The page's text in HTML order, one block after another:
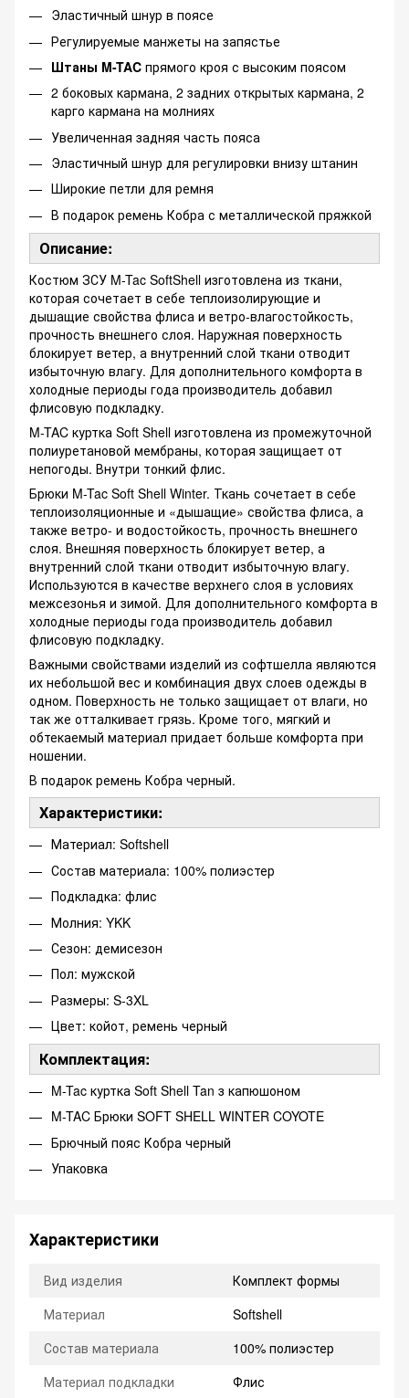
Эластичный шнур в поясе
Регулируемые манжеты на запястье
Штаны M-TAC прямого кроя с высоким поясом
2 боковых кармана, 2 задних открытых кармана, 2
карго кармана на молниях
Увеличенная задняя часть пояса
Эластичный шнур для регулировки внизу штанин
Широкие петли для ремня
В подарок ремень Кобра с металлической пряжкой
Описание:
Костюм ЗСУ M-Tac SoftShell изготовлена ​​из ткани,
которая сочетает в себе теплоизолирующие и
дышащие свойства флиса и ветро-влагостойкость,
прочность внешнего слоя. Наружная поверхность
блокирует ветер, а внутренний слой ткани отводит
избыточную влагу. Для дополнительного комфорта в
холодные периоды года производитель добавил
флисовую подкладку.
M-TAC куртка Soft Shell изготовлена из промежуточной
полиуретановой мембраны, которая защищает от
непогоды. Внутри тонкий флис.
Брюки M-Tac Soft Shell Winter. Ткань сочетает в себе
теплоизоляционные и «дышащие» свойства флиса, а
также ветро- и водостойкость, прочность внешнего
слоя. Внешняя поверхность блокирует ветер, а
внутренний слой ткани отводит избыточную влагу.
Используются в качестве верхнего слоя в условиях
межсезонья и зимой. Для дополнительного комфорта в
холодные периоды года производитель добавил
флисовую подкладку.
Важными свойствами изделий из софтшелла являются
их небольшой вес и комбинация двух слоев одежды в
одном. Поверхность не только защищает от влаги, но
так же отталкивает грязь. Кроме того, мягкий и
обтекаемый материал придает больше комфорта при
ношении.
В подарок ремень Кобра черный.
Характеристики:
Материал: Softshell
Состав материала: 100% полиэстер
Подкладка: флис
Молния: YKK
Сезон: демисезон
Пол: мужской
Размеры: S-3XL
Цвет: койот, ремень черный
Комплектация:
M-Tac куртка Soft Shell Tan з капюшоном
M-TAC Брюки SOFT SHELL WINTER COYOTE
Брючный пояс Кобра черный
Упаковка
Характеристики
Вид изделия
Комплект формы
Материал
Softshell
Состав материала
100% полиэстер
Материал подкладки
Флис